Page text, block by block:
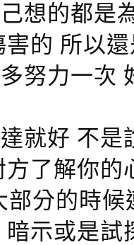
想的都是
的 所以
努力一次
就好 不
方了解你
部分的時候
示或是